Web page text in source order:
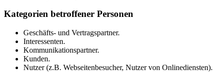
Kategorien betroffener Personen
Geschäfts- und Vertragspartner.
Interessenten.
Kommunikationspartner.
Kunden.
Nutzer (z.B. Webseitenbesucher, Nutzer von Onlinediensten).